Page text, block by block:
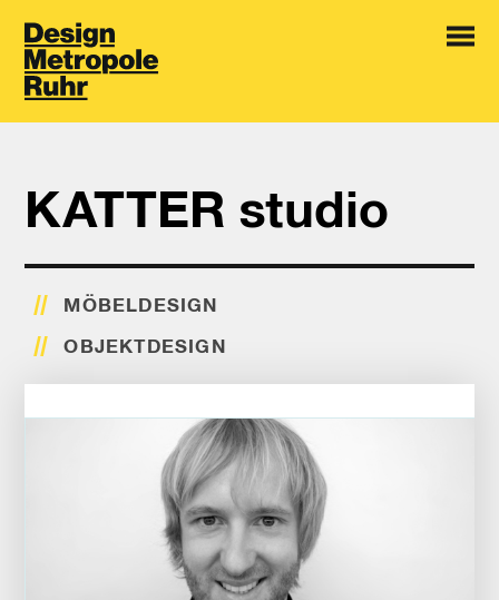
KATTER studio
MÖBELDESIGN
OBJEKTDESIGN